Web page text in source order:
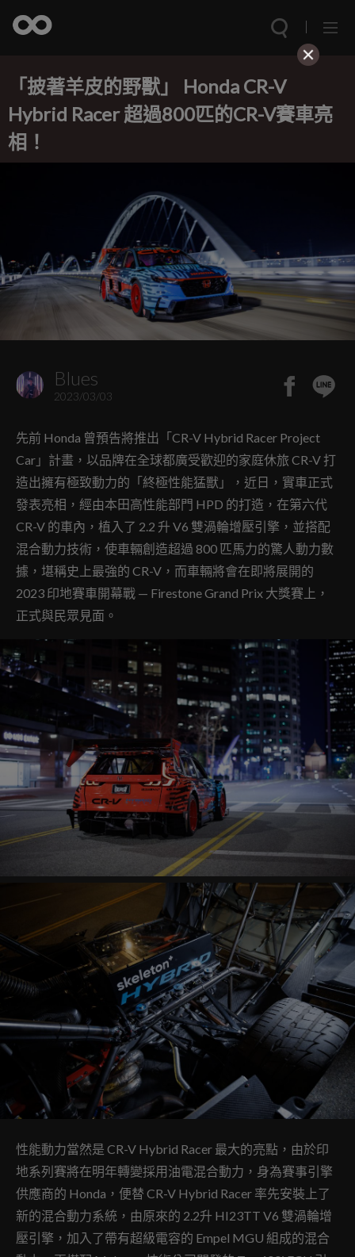
「披著羊皮的野獸」 Honda CR-V
Hybrid Racer 超過800匹的CR-V賽車亮
相！
Blues
2023/03/03
先前 Honda 曾預告將推出「CR-V Hybrid Racer Project
Car」計畫，以品牌在全球都廣受歡迎的家庭休旅 CR-V 打
造出擁有極致動力的「終極性能猛獸」，近日，實車正式
發表亮相，經由本田高性能部門 HPD 的打造，在第六代
CR-V 的車內，植入了 2.2 升 V6 雙渦輪增壓引擎，並搭配
混合動力技術，使車輛創造超過 800 匹馬力的驚人動力數
據，堪稱史上最強的 CR-V，而車輛將會在即將展開的
2023 印地賽車開幕戰 — Firestone Grand Prix 大獎賽上，
正式與民眾見面。
性能動力當然是 CR-V Hybrid Racer 最大的亮點，由於印
地系列賽將在明年轉變採用油電混合動力，身為賽事引擎
供應商的 Honda，便替 CR-V Hybrid Racer 率先安裝上了
新的混合動力系統，由原來的 2.2升 HI23TT V6 雙渦輪增
壓引擎，加入了帶有超級電容的 Empel MGU 組成的混合